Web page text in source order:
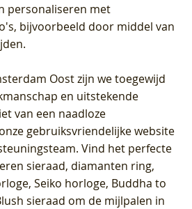
personaliseren met
bijvoorbeeld door middel van
Oostzijn we toegewijd
en uitstekende
van een naadloze
gebruiksvriendelijke website
Vind het perfecte
sieraad, diamanten ring,
Seiko horloge, Buddha to
sieraad om de mijlpalen in